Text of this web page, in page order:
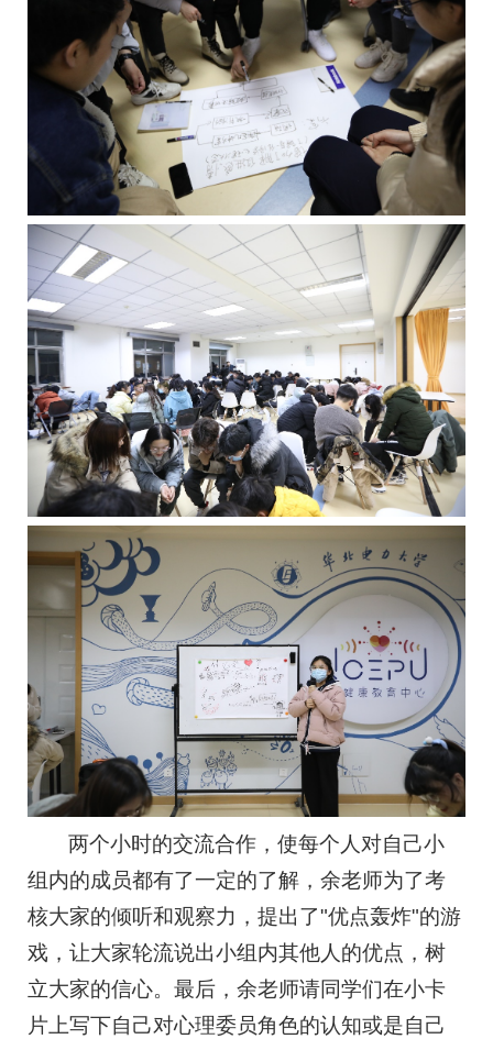
两个小时的交流合作，使每个人对自己小
组内的成员都有了一定的了解，余老师为了考
核大家的倾听和观察力，提出了"优点轰炸"的游
戏，让大家轮流说出小组内其他人的优点，树
立大家的信心。最后，余老师请同学们在小卡
片上写下自己对心理委员角色的认知或是自己